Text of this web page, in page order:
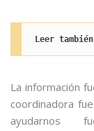
Leer también
La información
coordinadora
ayudarnos